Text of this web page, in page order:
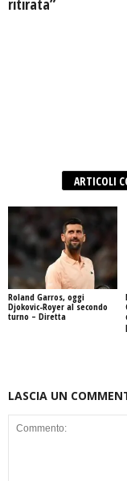
ritirata”
ARTICOLI
Roland Garros, oggi
Djokovic-Royer al secondo
turno – Diretta
LASCIA UN